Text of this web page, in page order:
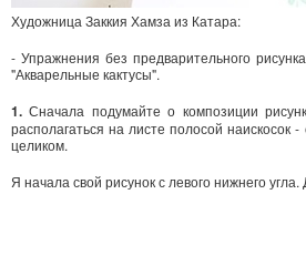
Художница Заккия Хамза из Катара:
- Упражнения без предварительного
"Акварельные кактусы".
1. Сначала подумайте о композиции
располагаться на листе полосой
целиком.
Я начала свой рисунок с левого нижнего